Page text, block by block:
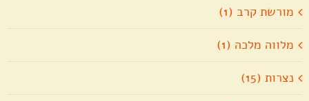
מורשת קרב (1)
מלווה מלכה (1)
נצרות (15)